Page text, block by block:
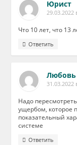
Юрист
29.03.2022
Что 10 лет, что 13
Ответить
Любовь
31.03.2022
Надо
ущербом, которое
показательный
системе
Ответить